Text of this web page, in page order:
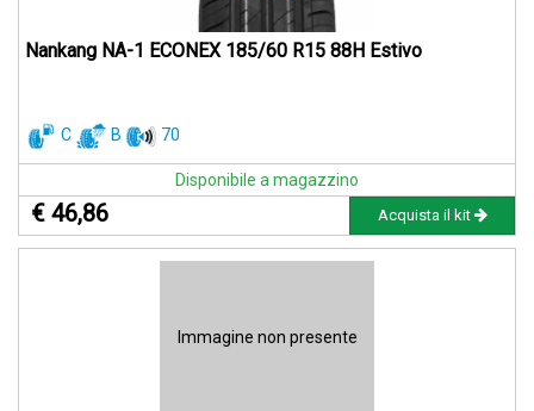
Nankang NA-1 ECONEX 185/60 R15 88H Estivo
C B 70
Disponibile a magazzino
€ 46,86 Acquista il kit
Immagine non presente